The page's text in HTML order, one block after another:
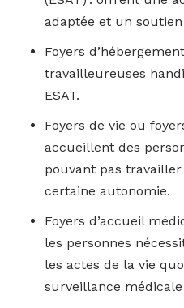
adaptée et un
Foyers
travailleureuses
ESAT.
Foyers de vie ou
accueillent des
pouvant pas
certaine autonomie.
Foyers d’accueil
les personnes
les actes de la vie
surveillance